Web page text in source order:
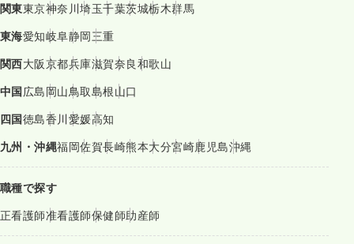
関東東京神奈川埼玉千葉茨城栃木群馬
東海愛知岐阜静岡三重
関西大阪京都兵庫滋賀奈良和歌山
中国広島岡山鳥取島根山口
四国徳島香川愛媛高知
九州・沖縄福岡佐賀長崎熊本大分宮崎鹿児島沖縄
職種で探す
正看護師准看護師保健師助産師